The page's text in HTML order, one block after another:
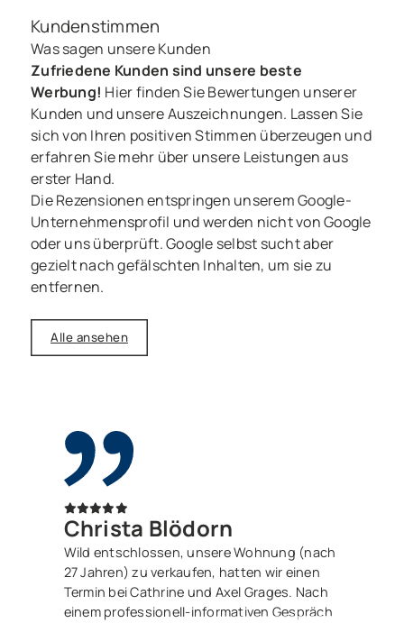
Kundenstimmen
Was sagen unsere Kunden
Zufriedene Kunden sind unsere beste
Werbung! Hier finden Sie Bewertungen unserer
Kunden und unsere Auszeichnungen. Lassen Sie
sich von Ihren positiven Stimmen überzeugen und
erfahren Sie mehr über unsere Leistungen aus
erster Hand.
Die Rezensionen entspringen unserem Google-
Unternehmensprofil und werden nicht von Google
oder uns überprüft. Google selbst sucht aber
gezielt nach gefälschten Inhalten, um sie zu
entfernen.
Alle ansehen
Christa Blödorn
Wild entschlossen, unsere Wohnung (nach
27 Jahren) zu verkaufen, hatten wir einen
Termin bei Cathrine und Axel Grages. Nach
einem professionell-informativen Gespräch